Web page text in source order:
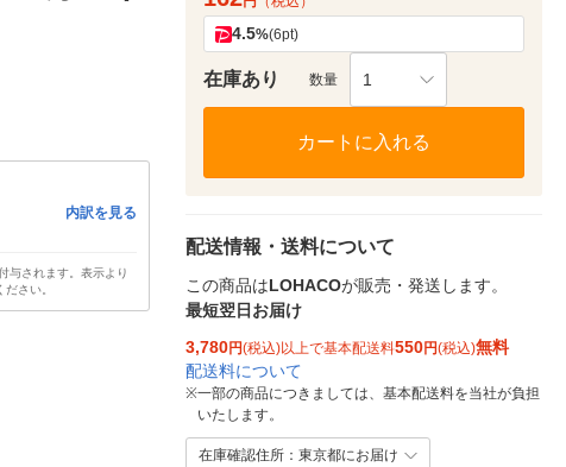
内訳を見る
与されます。表示より
さい。
4.5%(6pt)
在庫あり 数量 1
カートに入れる
配送情報・送料について
この商品はLOHACOが販売・発送します。
最短翌日お届け
3,780円(税込)以上で基本配送料550円(税込)無料
配送料について
※一部の商品につきましては、基本配送料を当社が負担
いたします。
在庫確認住所：東京都にお届け